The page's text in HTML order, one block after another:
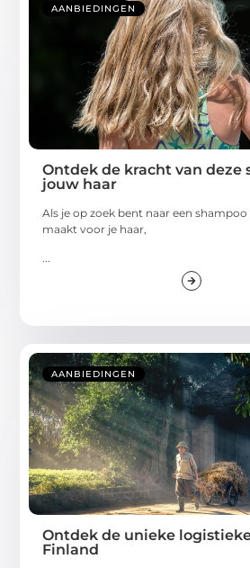
AANBIEDINGEN
Ontdek de kracht van deze
jouw haar
Als je op zoek bent naar een
maakt voor je haar,
...
AANBIEDINGEN
Ontdek de unieke
Finland